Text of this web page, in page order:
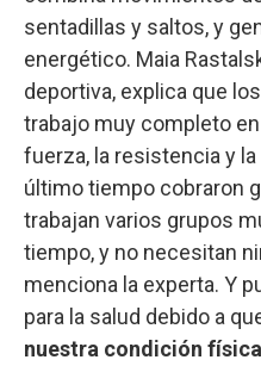
sentadillas y saltos, y
energético. Maia
deportiva, explica que
trabajo muy completo
fuerza, la resistencia y la
último tiempo cobraron
trabajan varios grupos
tiempo, y no necesitan
menciona la experta. Y
para la salud debido a
nuestra condición física